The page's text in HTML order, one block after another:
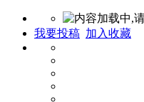
我要投稿 加入收藏